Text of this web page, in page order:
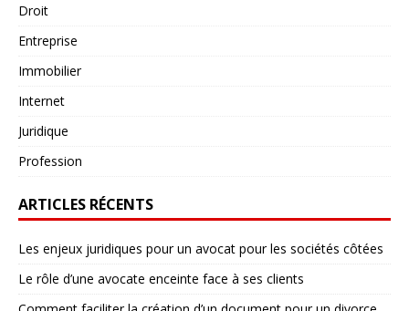
Droit
Entreprise
Immobilier
Internet
Juridique
Profession
ARTICLES RÉCENTS
Les enjeux juridiques pour un avocat pour les sociétés côtées
Le rôle d’une avocate enceinte face à ses clients